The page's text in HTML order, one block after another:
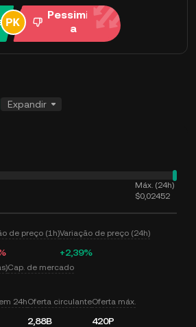
Pessimist
a
Expandir
Máx. (24h)
$0,02452
de preço (1h)Variação de preço (24h)
+2,39%
Cap. de mercado
24hOferta circulante
2,88B
Oferta máx.
420P